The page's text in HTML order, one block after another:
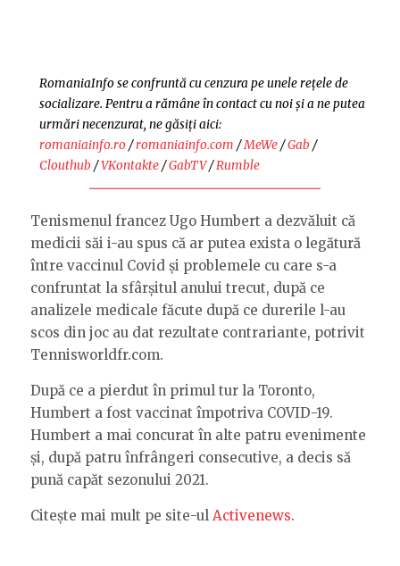
RomaniaInfo se confruntă cu cenzura pe unele rețele de
socializare. Pentru a rămâne în contact cu noi și a ne putea
urmări necenzurat, ne găsiți aici:
romaniainfo.ro/romaniainfo.com /MeWe/Gab /
Clouthub /VKontakte/GabTV/Rumble
Tenismenul francez Ugo Humbert a dezvăluit că
medicii săi i-au spus că ar putea exista o legătură
între vaccinul Covid și problemele cu care s-a
confruntat la sfârșitul anului trecut, după ce
analizele medicale făcute după ce durerile l-au
scos din joc au dat rezultate contrariante, potrivit
Tennisworldfr.com.
După ce a pierdut în primul tur la Toronto,
Humbert a fost vaccinat împotriva COVID-19.
Humbert a mai concurat în alte patru evenimente
și, după patru înfrângeri consecutive, a decis să
pună capăt sezonului 2021.
Citește mai mult pe site-ul Activenews.